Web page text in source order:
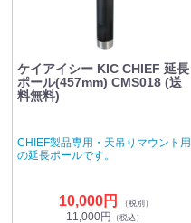
ケイアイシー KIC CHIEF 延長
ポール(457mm) CMS018 (送
料無料)
CHIEF製品専用・天吊りマウント用
の延長ポールです。
10,000円 （税別）
11,000円 （税込）